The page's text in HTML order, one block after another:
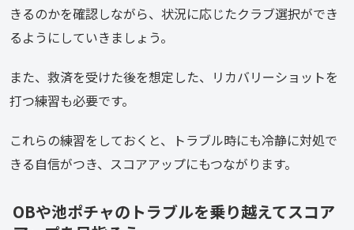
きるのかを確認しながら、状況に応じたクラブ選択ができ
るようにしていきましょう。
また、救済を受けた後を想定した、リカバリーショットを
打つ練習も必要です。
これらの練習をしておくと、トラブル時にも冷静に対処で
きる自信がつき、スコアアップにもつながります。
OBや池ポチャのトラブルを乗り越えてスコア